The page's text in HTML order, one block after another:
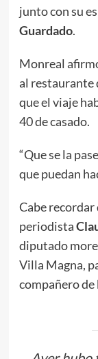
junto con su
Guardado.
Monreal
al restaurante
que el viaje
40 de casado.
“Que se la
que puedan
Cabe recordar
periodista
diputado
Villa Magna,
compañero de